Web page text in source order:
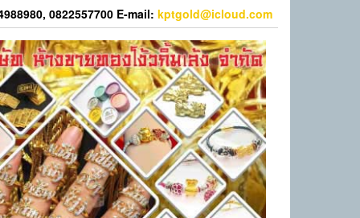
0822557700 E-mail: kptgold@icloud.com